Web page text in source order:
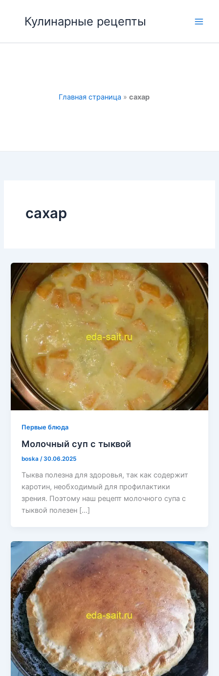
содержимому
Кулинарные рецепты
Главная страница » сахар
сахар
Первые блюда
Молочный суп с тыквой
boska/30.06.2025
Тыква полезна для здоровья, так как содержит
каротин, необходимый для профилактики
зрения. Поэтому наш рецепт молочного супа с
тыквой полезен […]